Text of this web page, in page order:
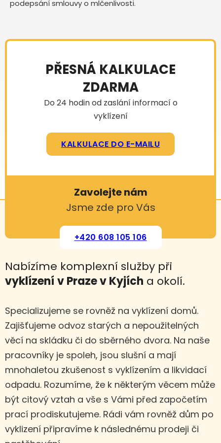
podepsání smlouvy o mlčenlivosti.
PŘESNÁ KALKULACE
ZDARMA
Do 24 hodin od zaslání informací o
vyklízení
KALKULACE DO E-MAILU
Zavolejte nám
Jsme zde pro Vás
+420 608 105 106
Nabízíme komplexní služby při
vyklízení v Praze v Kyjích a okolí.
Specializujeme se rovněž na vyklízení domů.
Zajišťujeme odvoz starých a nepoužitelných
věcí na skládku či do sběrného dvora. Na naše
pracovníky je spoleh, jsou slušní a mají
mnohaletou zkušenost s vyklízením a likvidací
odpadu. Rozumíme, že k některým věcem může
být citový vztah a vše s Vámi před započetím
prací prodiskutujeme. Rádi vám rovněž dům po
vyklizení připravíme k následnému prodeji či